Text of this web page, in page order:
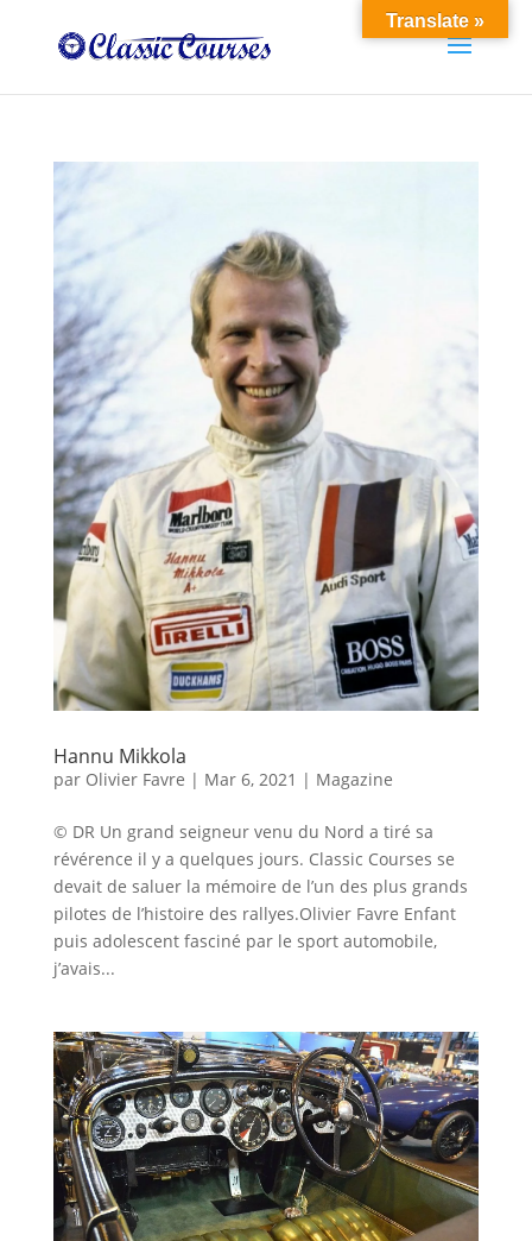
Hannu Mikkola
par Olivier Favre | Mar 6, 2021 | Magazine
© DR Un grand seigneur venu du Nord a tiré sa
révérence il y a quelques jours. Classic Courses se
devait de saluer la mémoire de l’un des plus grands
pilotes de l’histoire des rallyes.Olivier Favre Enfant
puis adolescent fasciné par le sport automobile,
j’avais...
Translate »